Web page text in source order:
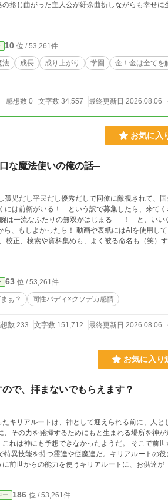
捻じ曲がった主人公が紆余曲折しながらも幸せに
10 位 / 53,261件
法 成長 成り上がり 学園
金！金は全てを
感想数 0 文字数 34,557 最終更新日 2026.08.06
お気に入
な魔法使いの俺の話─
児だし平民だし優秀だしで同僚に敵視されて、
には前衛がいる！ という訳で募集したら、来てく
、もしよかったら！ 動画や表紙にはAIを使用し
校正、検索や資料集めも、よく被る命名も（笑
63 位 / 53,261件
ぁ？ 同性バディ×クソデカ感情
数 233 文字数 151,712 最終更新日 2026.08.06
お気に入り
で、拝まないでもらえます？
キリアルートは、神として迎えられる前に、人と
その力を発揮するためにもと生まれる場所を神
れは神にも予想できなかったようだ。 そこで前世
異技能を持つ霊達や従魔達だ。キリアルートの
前世からの能力を使うキリアルートに、お供達が
をしてきた聖人様は、今生では人々の先頭に立っ
！』 ちょっと腹黒なところもある元聖人様が、お
ー 186 位 / 53,261件